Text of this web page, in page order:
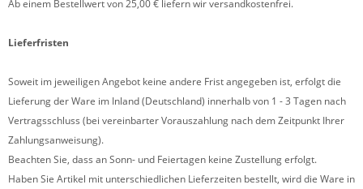
Ab einem Bestellwert von 25,00 € liefern wir versandkostenfrei.
Lieferfristen
Soweit im jeweiligen Angebot keine andere Frist angegeben ist, erfolgt die
Lieferung der Ware im Inland (Deutschland) innerhalb von 1 - 3 Tagen nach
Vertragsschluss (bei vereinbarter Vorauszahlung nach dem Zeitpunkt Ihrer
Zahlungsanweisung).
Beachten Sie, dass an Sonn- und Feiertagen keine Zustellung erfolgt.
Haben Sie Artikel mit unterschiedlichen Lieferzeiten bestellt, wird die Ware in